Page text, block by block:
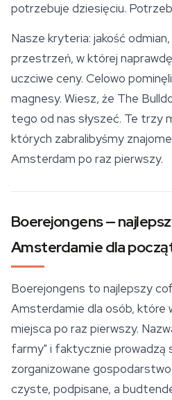
potrzebuje dziesięciu.
Nasze kryteria: jakość
przestrzeń, w której
uczciwe ceny. Celowo
magnesy. Wiesz, że The
tego od nas słyszeć. Te trzy
których zabralibyśmy
Amsterdam po raz pierwszy.
Boerejongens —
Amsterdamie dla
Boerejongens to najlepszy
Amsterdamie dla osób, które
miejsca po raz pierwszy.
farmy" i faktycznie prowadzą
zorganizowane
czyste, podpisane, a